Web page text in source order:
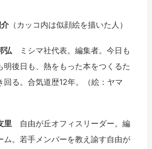
（カッコ内は似顔絵を描いた人）
弘 ミシマ社代表。編集者。今日も
明後日も、熱をもった本をつくるた
回る。合気道歴12年。（絵：ヤマ
里 自由が丘オフィスリーダー。編
ム。若手メンバーを教え諭す自由が